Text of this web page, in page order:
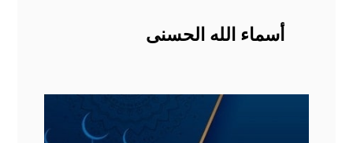
أسماء الله الحسنى